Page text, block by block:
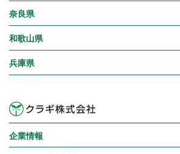
奈良県
和歌山県
兵庫県
企業情報